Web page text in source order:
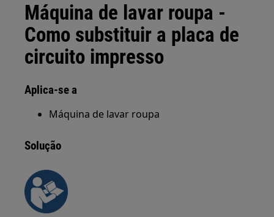
Máquina de lavar roupa -
Como substituir a placa de
circuito impresso
Aplica-se a
Máquina de lavar roupa
Solução